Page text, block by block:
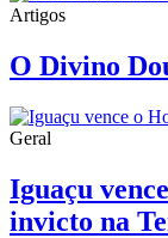
Artigos
O Divino
Geral
Iguaçu
invicto na